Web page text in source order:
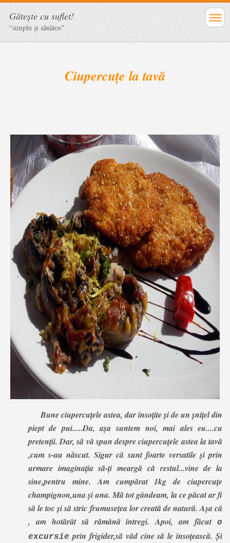
Găteşte cu suflet!
''simplu şi sănătos''
Ciupercuțe la tavă
Bune ciupercuțele astea, dar însoțite și de un șnițel din
piept de pui.....Da, așa suntem noi, mai ales eu....cu
pretenții. Dar, să vă spun despre ciupercuțele astea la tavă
,cum s-au născut. Sigur că sunt foarte versatile și prin
urmare imaginația să-ți meargă că restul...vine de la
sine,pentru mine. Am cumpărat 1kg de ciupercuțe
champignon,una și una. Mă tot gândeam, la ce păcat ar fi
să le toc și să stric frumusețea lor creată de natură. Așa că
, am hotărât să rămână întregi. Apoi, am făcuto
excursie prin frigider,să văd cine să le însoțească. Și